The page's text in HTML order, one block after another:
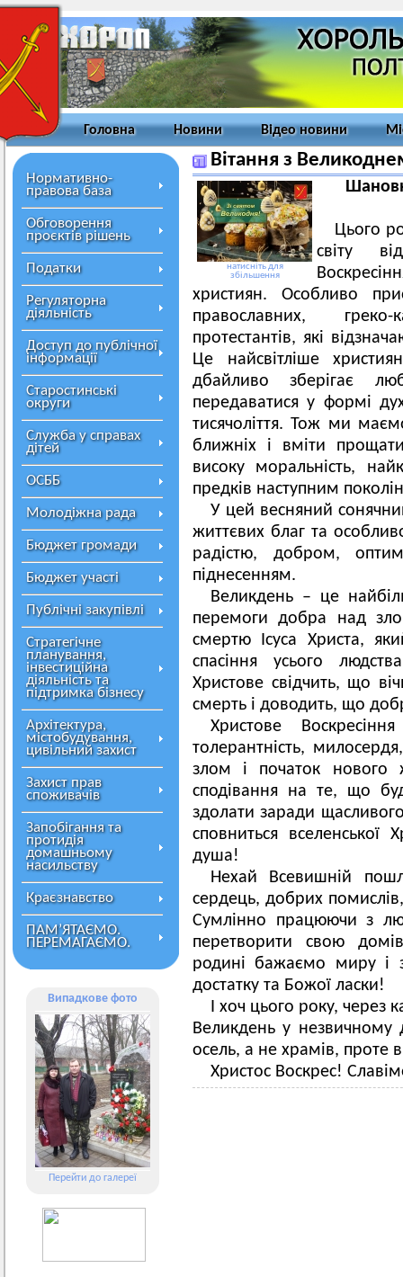
Головна Новини Відео новини
Нормативно-
правова база
Обговорення
проєктів рішень
Податки
Регуляторна
діяльність
Доступ до публічної
інформації
Старостинські
округи
Служба у справах
дітей
ОСББ
Молодіжна рада
Бюджет громади
Бюджет участі
Публічні закупівлі
Стратегічне
планування,
інвестиційна
діяльність та
підтримка бізнесу
Архітектура,
містобудування,
цивільний захист
Захист прав
споживачів
Запобігання та
протидія
домашньому
насильству
Краєзнавство
ПАМ’ЯТАЄМО.
ПЕРЕМАГАЄМО.
Випадкове фото
Перейти до галереї
Вітання з
натисніть для
збільшення
Цього
світу
християн. Особливо
православних,
протестантів, які
Це найсвітліше
дбайливо зберігає
передаватися у формі
тисячоліття. Тож ми
ближніх і вміти
високу моральність,
предків наступним
У цей весняний
життєвих благ та
радістю, добром,
піднесенням.
Великдень – це
перемоги добра над
смертю Ісуса Христа,
спасіння усього
Христове свідчить, що
смерть і доводить, що
Христове
толерантність,
злом і початок нового
сподівання на те, що
здолати заради
сповниться вселенської
душа!
Нехай Всевишній
сердець, добрих
Сумлінно працюючи з
перетворити свою
родині бажаємо миру і
достатку та Божої ласки!
І хоч цього року, через
Великдень у незвичному
осель, а не храмів, проте
Христос Воскрес!